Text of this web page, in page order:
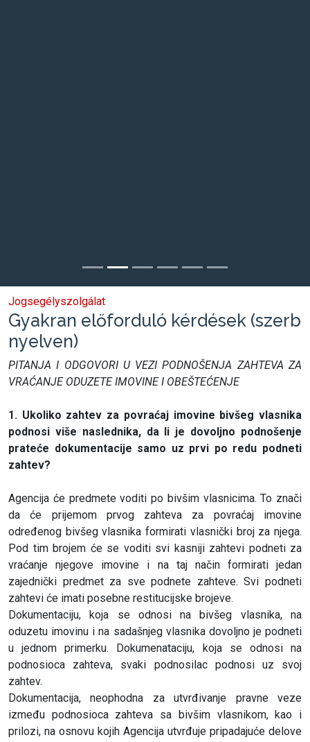
Jogsegélyszolgálat
Gyakran előforduló kérdések (szerb
nyelven)
PITANJA I ODGOVORI U VEZI PODNOŠENJA ZAHTEVA ZA
VRAĆANJE ODUZETE IMOVINE I OBEŠTEĆENJE
1. Ukoliko zahtev za povraćaj imovine bivšeg vlasnika
podnosi više naslednika, da li je dovoljno podnošenje
prateće dokumentacije samo uz prvi po redu podneti
zahtev?
Agencija će predmete voditi po bivšim vlasnicima. To znači
da će prijemom prvog zahteva za povraćaj imovine
određenog bivšeg vlasnika formirati vlasnički broj za njega.
Pod tim brojem će se voditi svi kasniji zahtevi podneti za
vraćanje njegove imovine i na taj način formirati jedan
zajednički predmet za sve podnete zahteve. Svi podneti
zahtevi će imati posebne restitucijske brojeve.
Dokumentaciju, koja se odnosi na bivšeg vlasnika, na
oduzetu imovinu i na sadašnjeg vlasnika dovoljno je podneti
u jednom primerku. Dokumenataciju, koja se odnosi na
podnosioca zahteva, svaki podnosilac podnosi uz svoj
zahtev.
Dokumentacija, neophodna za utvrđivanje pravne veze
između podnosioca zahteva sa bivšim vlasnikom, kao i
prilozi, na osnovu kojih Agencija utvrđuje pripadajuće delove